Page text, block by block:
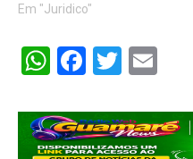
Em "Juridico"
WhatsApp
Facebook
Twitter